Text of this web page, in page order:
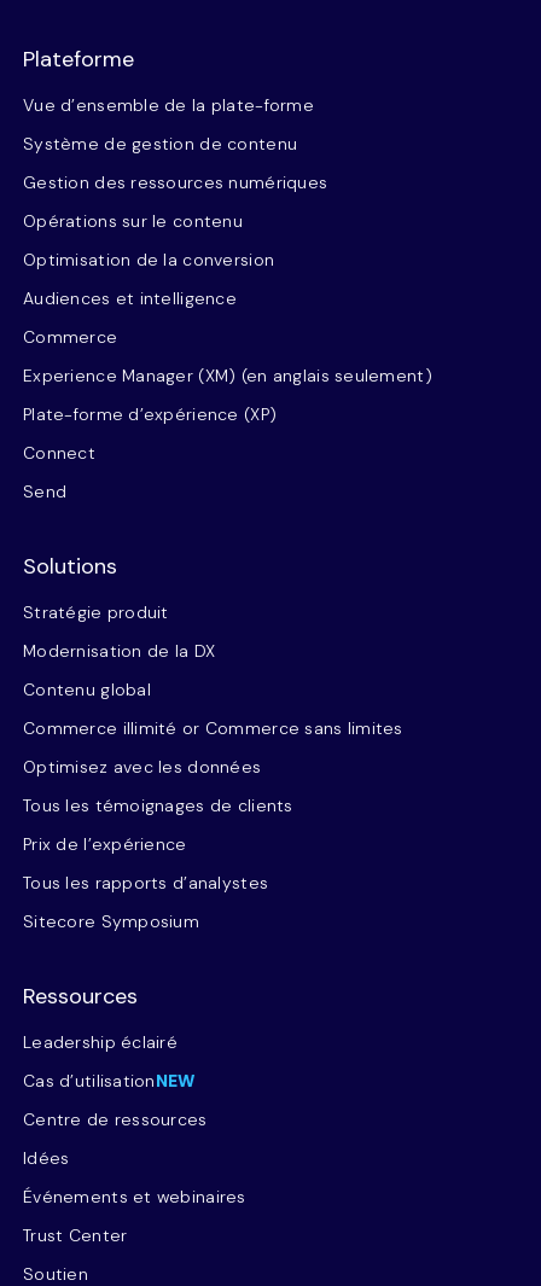
Plateforme
Vue d’ensemble de la plate-forme
Système de gestion de contenu
Gestion des ressources numériques
Opérations sur le contenu
Optimisation de la conversion
Audiences et intelligence
Commerce
Experience Manager (XM) (en anglais seulement)
Plate-forme d’expérience (XP)
Connect
Send
Solutions
Stratégie produit
Modernisation de la DX
Contenu global
Commerce illimité or Commerce sans limites
Optimisez avec les données
Tous les témoignages de clients
Prix de l’expérience
Tous les rapports d’analystes
Sitecore Symposium
Ressources
Leadership éclairé
Cas d’utilisationNEW
Centre de ressources
Idées
Événements et webinaires
Trust Center
Soutien